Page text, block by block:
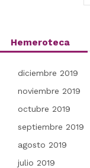
Hemeroteca
diciembre 2019
noviembre 2019
octubre 2019
septiembre 2019
agosto 2019
julio 2019